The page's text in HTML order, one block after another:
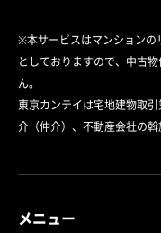
※本サービスはマンションの
としておりますので、中古
ん。
東京カンテイは宅地建物取
介（仲介）、不動産会社の
メニュー